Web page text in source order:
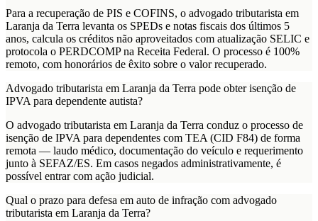
Para a recuperação de PIS e COFINS, o advogado tributarista em
Laranja da Terra levanta os SPEDs e notas fiscais dos últimos 5
anos, calcula os créditos não aproveitados com atualização SELIC e
protocola o PERDCOMP na Receita Federal. O processo é 100%
remoto, com honorários de êxito sobre o valor recuperado.
Advogado tributarista em Laranja da Terra pode obter isenção de
IPVA para dependente autista?
O advogado tributarista em Laranja da Terra conduz o processo de
isenção de IPVA para dependentes com TEA (CID F84) de forma
remota — laudo médico, documentação do veículo e requerimento
junto à SEFAZ/ES. Em casos negados administrativamente, é
possível entrar com ação judicial.
Qual o prazo para defesa em auto de infração com advogado
tributarista em Laranja da Terra?